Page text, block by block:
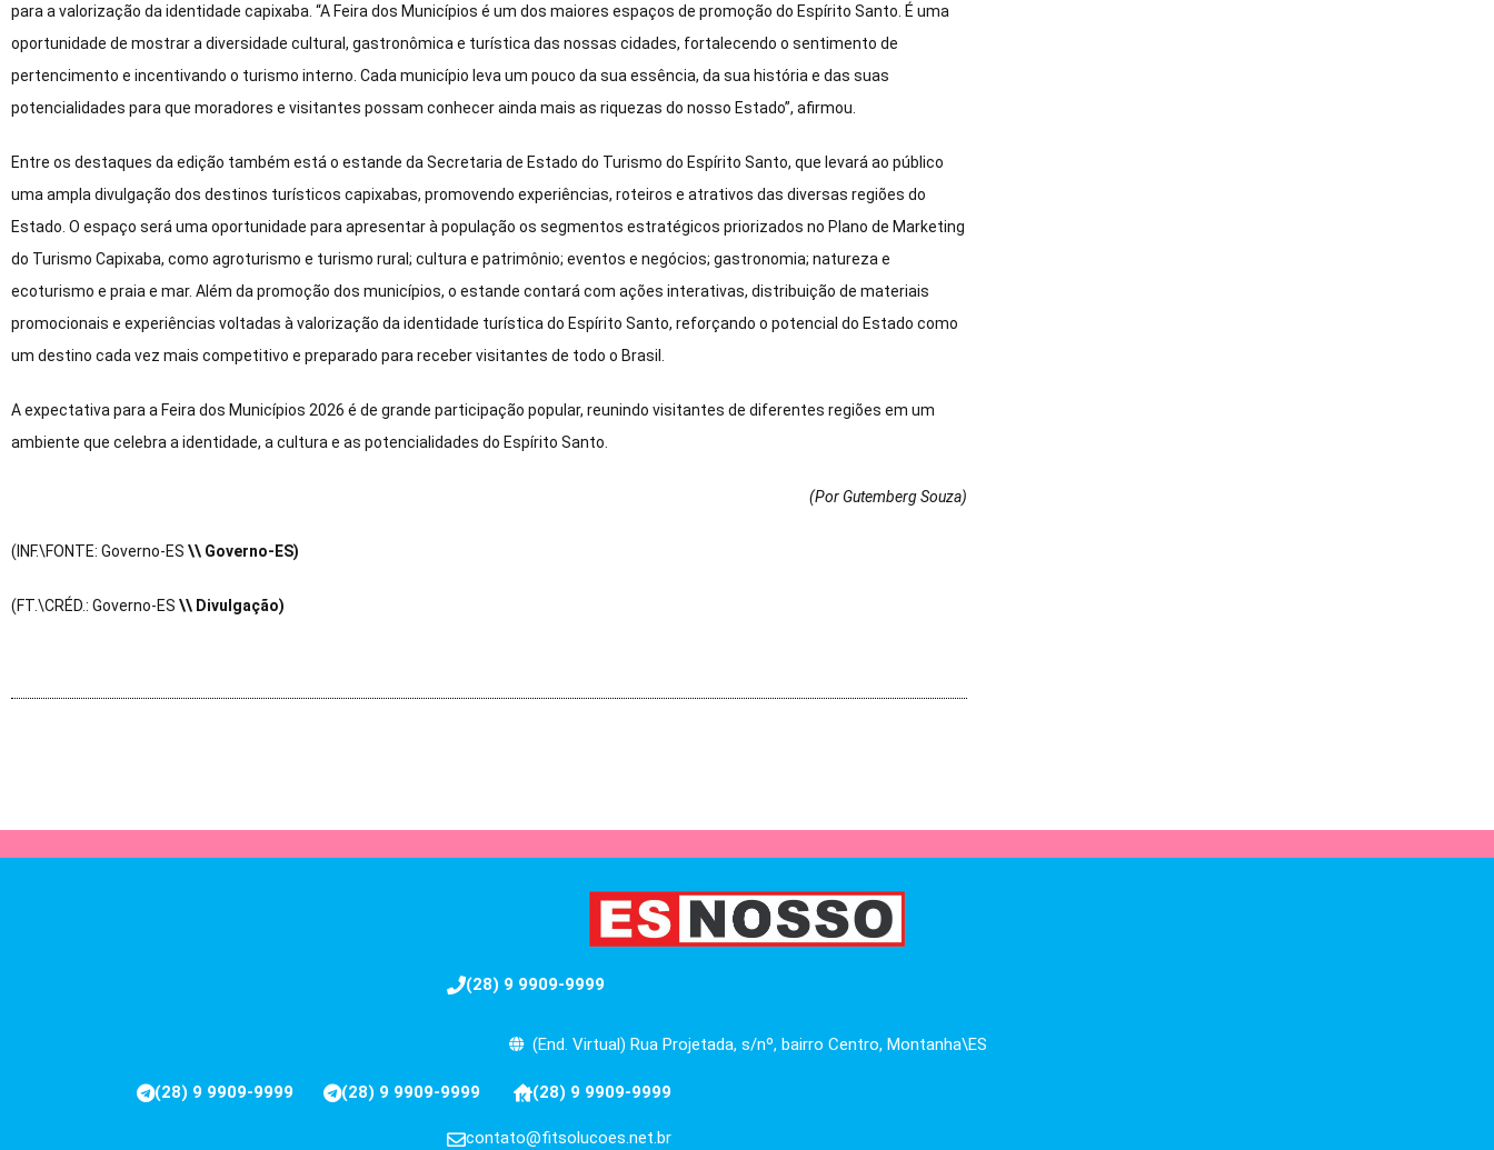
para a valorização da identidade capixaba. “A Feira dos Municípios é um dos maiores espaços de promoção do Espírito Santo. É uma
oportunidade de mostrar a diversidade cultural, gastronômica e turística das nossas cidades, fortalecendo o sentimento de
pertencimento e incentivando o turismo interno. Cada município leva um pouco da sua essência, da sua história e das suas
potencialidades para que moradores e visitantes possam conhecer ainda mais as riquezas do nosso Estado”, afirmou.
Entre os destaques da edição também está o estande da Secretaria de Estado do Turismo do Espírito Santo, que levará ao público
uma ampla divulgação dos destinos turísticos capixabas, promovendo experiências, roteiros e atrativos das diversas regiões do
Estado. O espaço será uma oportunidade para apresentar à população os segmentos estratégicos priorizados no Plano de Marketing
do Turismo Capixaba, como agroturismo e turismo rural; cultura e patrimônio; eventos e negócios; gastronomia; natureza e
ecoturismo e praia e mar. Além da promoção dos municípios, o estande contará com ações interativas, distribuição de materiais
promocionais e experiências voltadas à valorização da identidade turística do Espírito Santo, reforçando o potencial do Estado como
um destino cada vez mais competitivo e preparado para receber visitantes de todo o Brasil.
A expectativa para a Feira dos Municípios 2026 é de grande participação popular, reunindo visitantes de diferentes regiões em um
ambiente que celebra a identidade, a cultura e as potencialidades do Espírito Santo.
(Por Gutemberg Souza)
(INF.\FONTE: Governo-ES \\ Governo-ES)
(FT.\CRÉD.: Governo-ES \\ Divulgação)
(28) 9 9909-9999
(End. Virtual) Rua Projetada, s/nº, bairro Centro, Montanha\ES
(28) 9 9909-9999 (28) 9 9909-9999 (28) 9 9909-9999
contato@fitsolucoes.net.br